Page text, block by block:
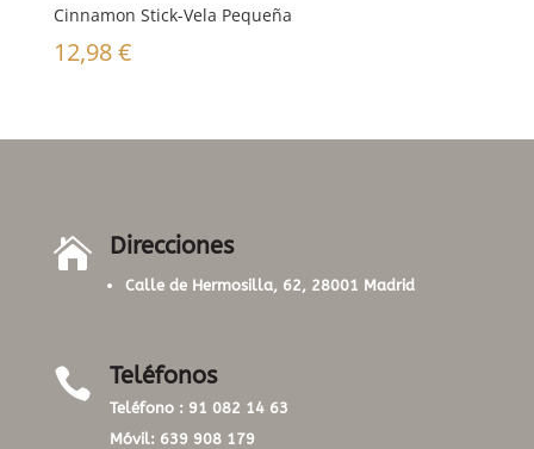
Cinnamon Stick-Vela Pequeña
12,98€
 Direcciones
Calle de Hermosilla, 62, 28001 Madrid
 Teléfonos
Teléfono : 91 082 14 63
Móvil: 639 908 179